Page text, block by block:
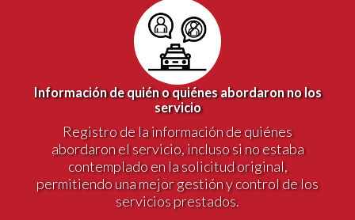
Información de quién o quiénes abordaron no los
servicio
Registro de la información de quiénes
abordaron el servicio, incluso si no estaba
contemplado en la solicitud original,
permitiendo una mejor gestión y control de los
servicios prestados.